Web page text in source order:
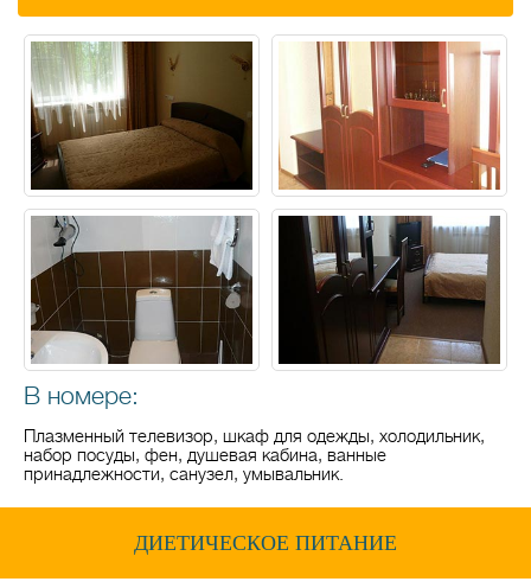
В номере:
Плазменный телевизор, шкаф для одежды, холодильник,
набор посуды, фен, душевая кабина, ванные
принадлежности, санузел, умывальник.
ДИЕТИЧЕСКОЕ ПИТАНИЕ